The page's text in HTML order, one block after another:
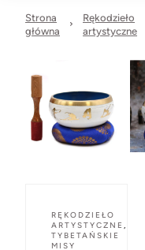
Strona
główna
Rękodzieło
artystyczne
RĘKODZIEŁO
ARTYSTYCZNE ,
TYBETAŃSKIE
MISY